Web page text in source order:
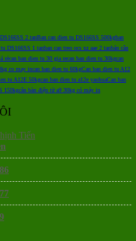
2 tanBan can dien tu DS166SS 500kgban
tu DS166SS 1 tanban can treo ocs xz aae 2 tanbán cân
rẻcan ban dien tu 30 gia recan ban dien tu 30kgcan
co may incan ban dien tu 60kgCan ban dien tu A12
tu A12E 50kgcan ban dien tu a12e yaohuaCan ban
150kgcân bàn điện tử a9 30kg có máy in
Tiến